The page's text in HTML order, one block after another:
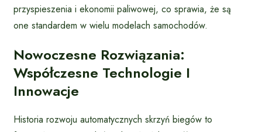
przyspieszenia i ekonomii paliwowej, co sprawia, że są
one standardem w wielu modelach samochodów.
Nowoczesne Rozwiązania:
Współczesne Technologie I
Innowacje
Historia rozwoju automatycznych skrzyń biegów to